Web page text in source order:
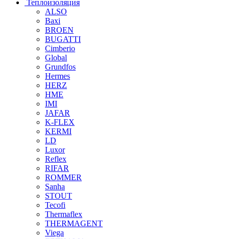
Теплоизоляция
ALSO
Baxi
BROEN
BUGATTI
Cimberio
Global
Grundfos
Hermes
HERZ
HME
IMI
JAFAR
K-FLEX
KERMI
LD
Luxor
Reflex
RIFAR
ROMMER
Sanha
STOUT
Tecofi
Thermaflex
THERMAGENT
Viega